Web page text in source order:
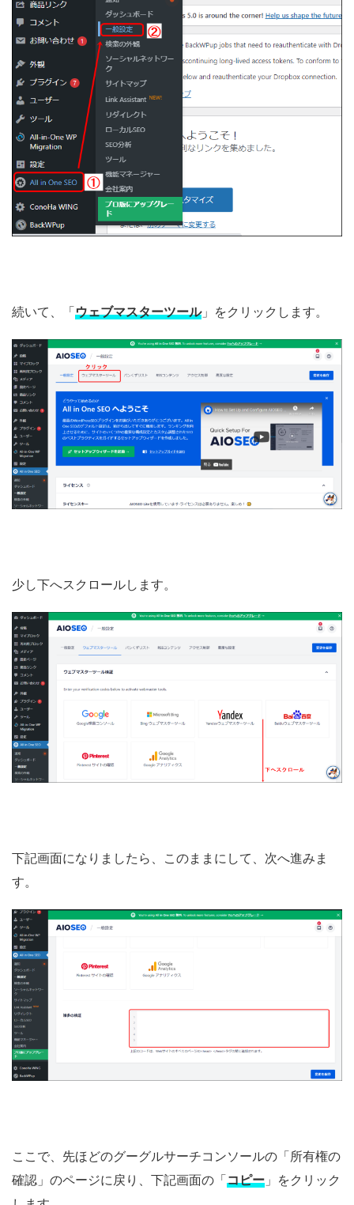
続いて、「ウェブマスターツール」をクリックします。
少し下へスクロールします。
下記画面になりましたら、このままにして、次へ進みま
す。
ここで、先ほどのグーグルサーチコンソールの「所有権の
確認」のページに戻り、下記画面の「コピー 」をクリック